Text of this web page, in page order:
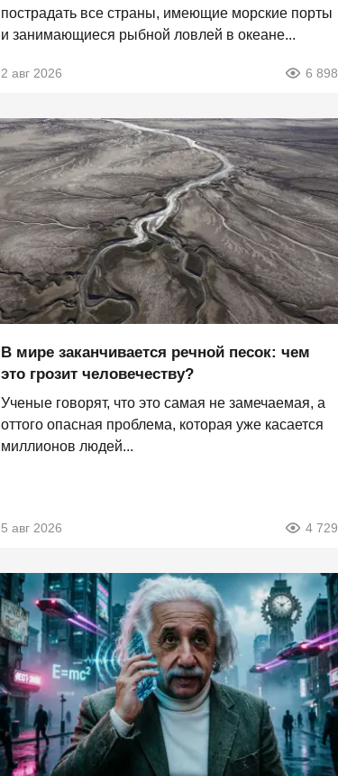
пострадать все страны, имеющие морские порты
и занимающиеся рыбной ловлей в океане...
2 авг 2026 6 898
В мире заканчивается речной песок: чем
это грозит человечеству?
Ученые говорят, что это самая не замечаемая, а
оттого опасная проблема, которая уже касается
миллионов людей...
5 авг 2026 4 729